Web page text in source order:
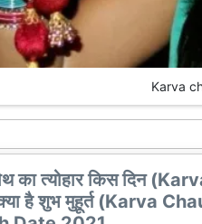
Karva
का त्योहार किस दिन
है शुभ मुहूर्त (Karva